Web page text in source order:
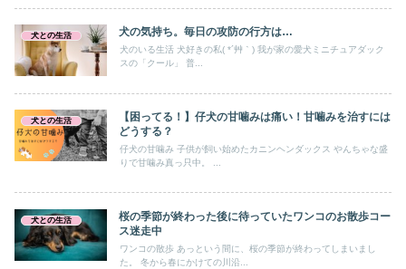
犬との生活 犬の気持ち。毎日の攻防の行方は…
犬のいる生活 犬好きの私( *´艸｀) 我が家の愛犬ミニチュアダック
スの「クール」 普...
犬との生活
【困ってる！】仔犬の甘噛みは痛い！甘噛みを治すには
どうする？
仔犬の甘噛み 子供が飼い始めたカニンヘンダックス やんちゃな盛
りで甘噛み真っ只中。 ...
犬との生活
桜の季節が終わった後に待っていたワンコのお散歩コー
ス迷走中
ワンコの散歩 あっという間に、桜の季節が終わってしまいまし
た。 冬から春にかけての川沿...